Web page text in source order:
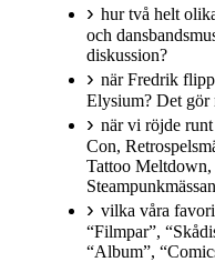
hur två helt
och
diskussion?
när Fredrik
Elysium? Det
när vi röjde
Con,
Tattoo
vilka våra
“Filmpar”,
“Album”,